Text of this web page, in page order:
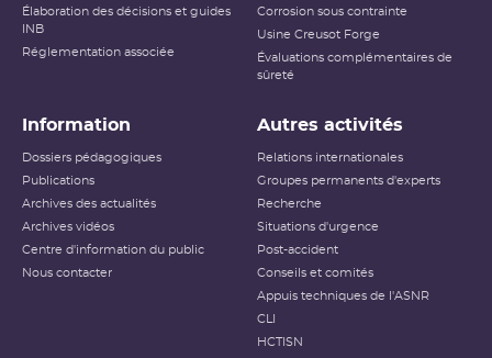
Élaboration des décisions et guides
INB
Réglementation associée
Corrosion sous contrainte
Usine Creusot Forge
Évaluations complémentaires de
sûreté
Information
Dossiers pédagogiques
Publications
Archives des actualités
Archives vidéos
Centre d'information du public
Nous contacter
Autres activités
Relations internationales
Groupes permanents d'experts
Recherche
Situations d'urgence
Post-accident
Conseils et comités
Appuis techniques de l'ASNR
CLI
HCTISN